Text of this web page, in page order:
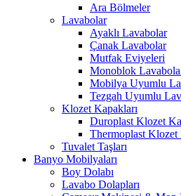
Ara Bölmeler
Lavabolar
Ayaklı Lavabolar
Çanak Lavabolar
Mutfak Eviyeleri
Monoblok
Mobilya Uyumlu
Tezgah Uyumlu
Klozet Kapakları
Duroplast Klozet
Thermoplast Klozet
Tuvalet Taşları
Banyo Mobilyaları
Boy Dolabı
Lavabo Dolapları